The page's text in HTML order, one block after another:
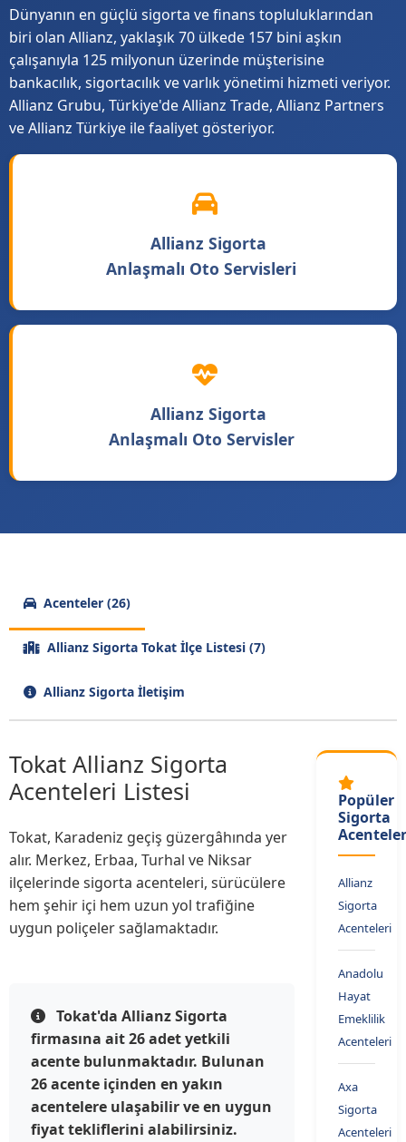
Dünyanın en güçlü sigorta ve finans topluluklarından
biri olan Allianz, yaklaşık 70 ülkede 157 bini aşkın
çalışanıyla 125 milyonun üzerinde müşterisine
bankacılık, sigortacılık ve varlık yönetimi hizmeti veriyor.
Allianz Grubu, Türkiye'de Allianz Trade, Allianz Partners
ve Allianz Türkiye ile faaliyet gösteriyor.
Allianz Sigorta
Anlaşmalı Oto Servisleri
Allianz Sigorta
Anlaşmalı Oto Servisler
Acenteler (26)
Allianz Sigorta Tokat İlçe Listesi (7)
Allianz Sigorta İletişim
Tokat Allianz Sigorta
Acenteleri Listesi
Tokat, Karadeniz geçiş güzergâhında yer
alır. Merkez, Erbaa, Turhal ve Niksar
ilçelerinde sigorta acenteleri, sürücülere
hem şehir içi hem uzun yol trafiğine
uygun poliçeler sağlamaktadır.
Tokat'da Allianz Sigorta
firmasına ait 26 adet yetkili
acente bulunmaktadır. Bulunan
26 acente içinden en yakın
acentelere ulaşabilir ve en uygun
fiyat tekliflerini alabilirsiniz.
Popüler
Sigorta
Allianz
Sigorta
Acenteleri
Anadolu
Hayat
Emeklilik
Acenteleri
Axa
Sigorta
Acenteleri